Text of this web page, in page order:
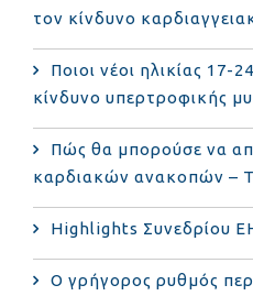
τον κίνδυνο
Ποιοι νέοι ηλικίας 17-
κίνδυνο υπερτροφικής
Πώς θα μπορούσε να
καρδιακών ανακοπών –
Highlights Συνεδρίου
Ο γρήγορος ρυθμός